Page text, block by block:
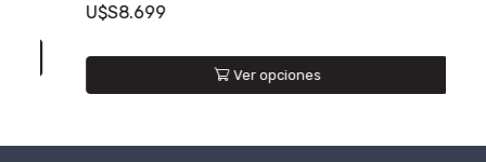
U$S8.699
Ver opciones